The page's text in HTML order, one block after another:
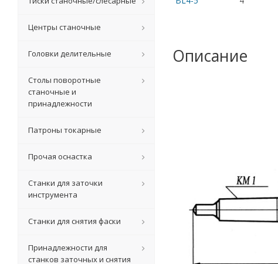
Описание
Центры станочные
Головки делительные
Столы поворотные
станочные и
принадлежности
Патроны токарные
Прочая оснастка
Станки для заточки
инструмента
Станки для снятия фаски
Принадлежности для
станков заточных и снятия